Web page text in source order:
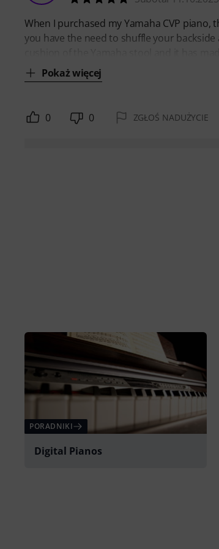
When I purchased my Yamaha CVP
you have the need to shuffle your
Pokaż więcej
0 0 ZGŁOŚ NADUŻYCIE
PORADNIKI
Digital Pianos